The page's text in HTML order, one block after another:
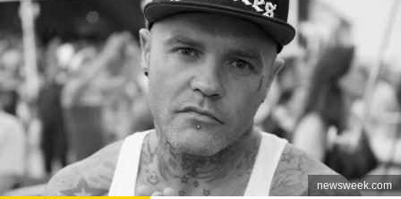
newsweek.com